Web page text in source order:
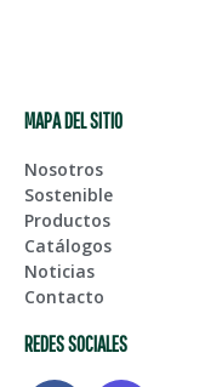
MAPA DEL SITIO
Nosotros
Sostenible
Productos
Catálogos
Noticias
Contacto
REDES SOCIALES